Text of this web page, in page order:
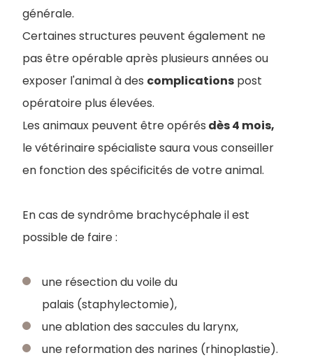
générale.
Certaines structures peuvent également ne
pas être opérable après plusieurs années ou
exposer l'animal à des complications post
opératoire plus élevées.
Les animaux peuvent être opérés dès 4 mois,
le vétérinaire spécialiste saura vous conseiller
en fonction des spécificités de votre animal.
En cas de syndrôme brachycéphale il est
possible de faire :
une résection du voile du
palais (staphylectomie),
une ablation des saccules du larynx,
une reformation des narines (rhinoplastie).